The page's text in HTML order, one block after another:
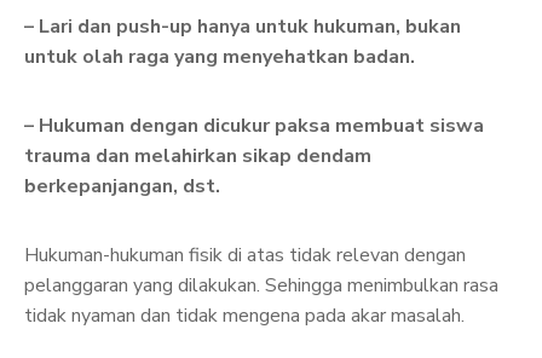
– Lari dan push-up hanya untuk hukuman, bukan
untuk olah raga yang menyehatkan badan.
– Hukuman dengan dicukur paksa membuat siswa
trauma dan melahirkan sikap dendam
berkepanjangan, dst.
Hukuman-hukuman fisik di atas tidak relevan dengan
pelanggaran yang dilakukan. Sehingga menimbulkan rasa
tidak nyaman dan tidak mengena pada akar masalah.